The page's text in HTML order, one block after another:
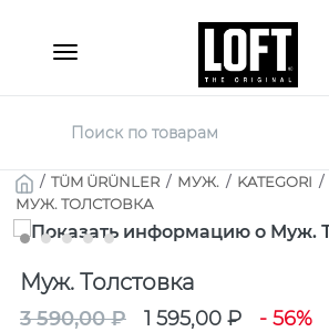
/ TÜM ÜRÜNLER / МУЖ. / KATEGORI /
МУЖ. ТОЛСТОВКА
Муж. Толстовка
3 590,00 ₽ 1 595,00 ₽ - 56%